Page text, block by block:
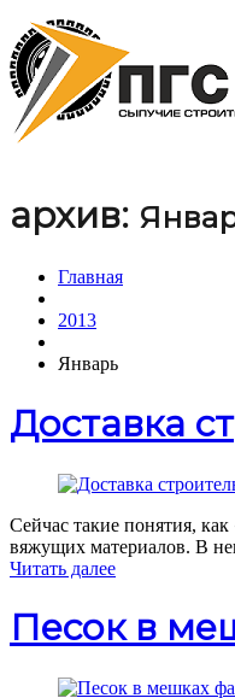
архив:
Главная
2013
Январь
Доставка
Сейчас такие понятия,
вяжущих материалов. В
Читать далее
Песок в